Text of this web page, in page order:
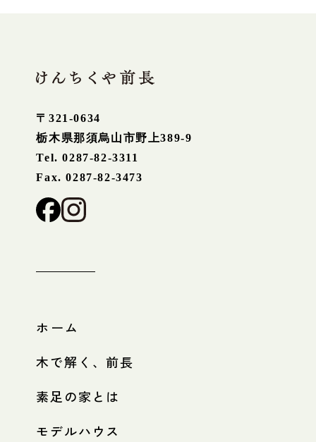
〒321-0634
栃木県那須烏山市野上389-9
Tel. 0287-82-3311
Fax. 0287-82-3473
ホーム
木で解く、前長
素足の家とは
モデルハウス